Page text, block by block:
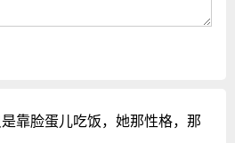
靠脸蛋儿吃饭，她那性格，那